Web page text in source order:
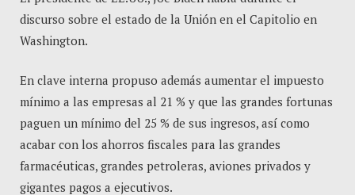
discurso sobre el estado de la Unión en el Capitolio en
Washington.
En clave interna propuso además aumentar el impuesto
mínimo a las empresas al 21 % y que las grandes fortunas
paguen un mínimo del 25 % de sus ingresos, así como
acabar con los ahorros fiscales para las grandes
farmacéuticas, grandes petroleras, aviones privados y
gigantes pagos a ejecutivos.